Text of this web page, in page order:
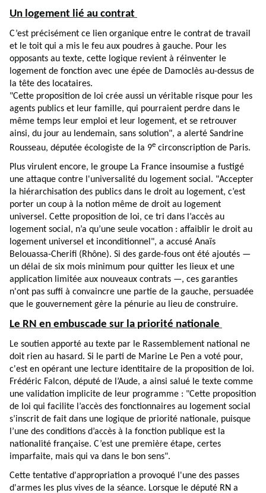
Un logement lié au contrat
C’est précisément ce lien organique entre le contrat de travail
et le toit qui a mis le feu aux poudres à gauche. Pour les
opposants au texte, cette logique revient à réinventer le
logement de fonction avec une épée de Damoclès au-dessus de
la tête des locataires.
"Cette proposition de loi crée aussi un véritable risque pour les
agents publics et leur famille, qui pourraient perdre dans le
même temps leur emploi et leur logement, et se retrouver
ainsi, du jour au lendemain, sans solution", a alerté Sandrine
Rousseau, députée écologiste de la 9e circonscription de Paris.
Plus virulent encore, le groupe La France insoumise a fustigé
une attaque contre l'universalité du logement social. "Accepter
la hiérarchisation des publics dans le droit au logement, c’est
porter un coup à la notion même de droit au logement
universel. Cette proposition de loi, ce tri dans l’accès au
logement social, n’a qu’une seule vocation : affaiblir le droit au
logement universel et inconditionnel", a accusé Anaïs
Belouassa-Cherifi (Rhône). Si des garde-fous ont été ajoutés —
un délai de six mois minimum pour quitter les lieux et une
application limitée aux nouveaux contrats —, ces garanties
n'ont pas suffi à convaincre une partie de la gauche, persuadée
que le gouvernement gère la pénurie au lieu de construire.
Le RN en embuscade sur la priorité nationale
Le soutien apporté au texte par le Rassemblement national ne
doit rien au hasard. Si le parti de Marine Le Pen a voté pour,
c'est en opérant une lecture identitaire de la proposition de loi.
Frédéric Falcon, député de l’Aude, a ainsi salué le texte comme
une validation implicite de leur programme : "Cette proposition
de loi qui facilite l’accès des fonctionnaires au logement social
s’inscrit de fait dans une logique de priorité nationale, puisque
l’une des conditions d’accès à la fonction publique est la
nationalité française. C’est une première étape, certes
imparfaite, mais qui va dans le bon sens".
Cette tentative d'appropriation a provoqué l'une des passes
d'armes les plus vives de la séance. Lorsque le député RN a